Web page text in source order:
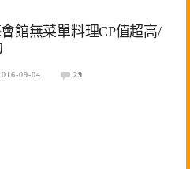
館無菜單料理CP值超高/
09-04 29